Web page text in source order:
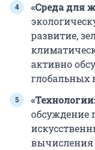
«Среда для
развитие,
активно
глобальных
обсуждение
вычисления